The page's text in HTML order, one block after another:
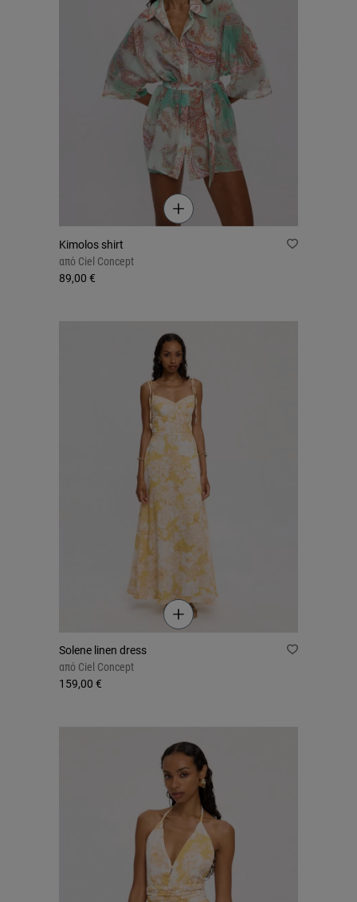
Kimolos shirt
από Ciel Concept
89,00 €
Solene linen dress
από Ciel Concept
159,00 €